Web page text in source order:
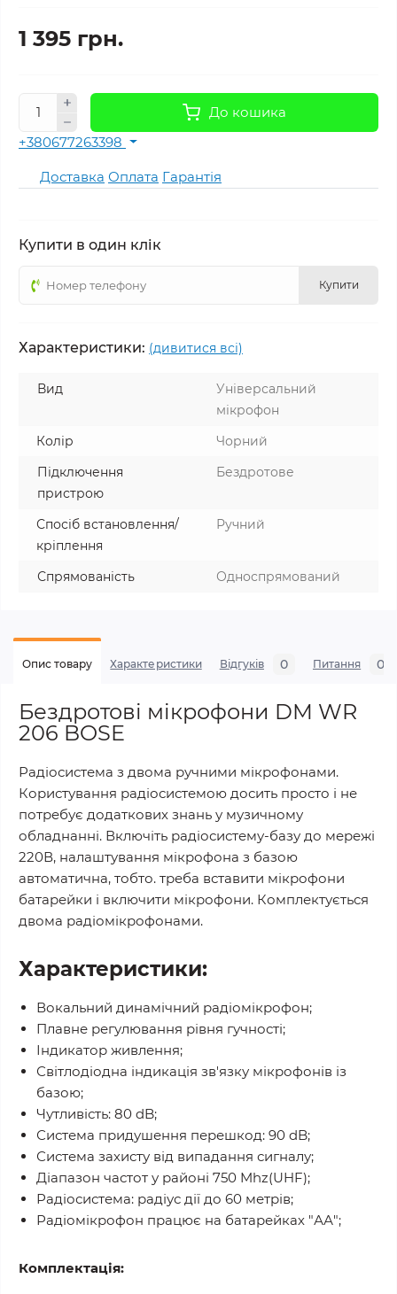
1 395 грн.
До кошика
+380677263398
Доставка Оплата Гарантія
Купити в один клік
Купити
Характеристики: (дивитися всі)
Вид
Універсальний
мікрофон
Колір
Чорний
Підключення
пристрою
Бездротове
Спосіб встановлення/
кріплення
Ручний
Спрямованість Односпрямований
Опис товару Характеристики Відгуків 0 Питання 0
Бездротові мікрофони DM WR
206 BOSE
Радіосистема з двома ручними мікрофонами.
Користування радіосистемою досить просто і не
потребує додаткових знань у музичному
обладнанні. Включіть радіосистему-базу до мережі
220В, налаштування мікрофона з базою
автоматична, тобто. треба вставити мікрофони
батарейки і включити мікрофони. Комплектується
двома радіомікрофонами.
Характеристики:
Вокальний динамічний радіомікрофон;
Плавне регулювання рівня гучності;
Індикатор живлення;
Світлодіодна індикація зв'язку мікрофонів із
базою;
Чутливість: 80 dB;
Система придушення перешкод: 90 dB;
Система захисту від випадання сигналу;
Діапазон частот у районі 750 Mhz(UHF);
Радіосистема: радіус дії до 60 метрів;
Радіомікрофон працює на батарейках "АА";
Комплектація: